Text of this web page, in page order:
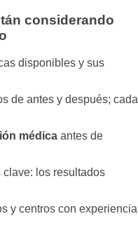
considerando
disponibles y sus
de antes y después; cada
médica antes de
los resultados
y centros con experiencia